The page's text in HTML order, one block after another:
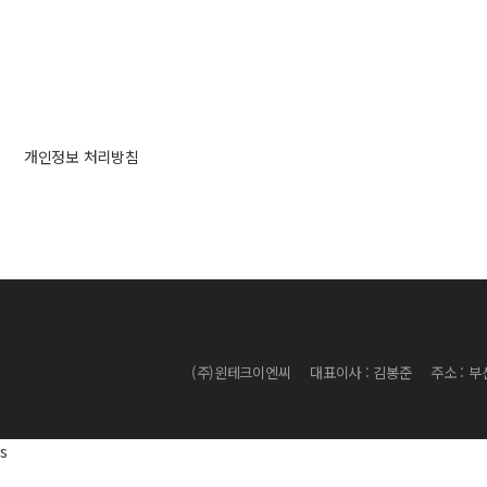
개인정보 처리방침
(주)윈테크이엔씨 대표이사 : 김봉준 주소 : 부
s